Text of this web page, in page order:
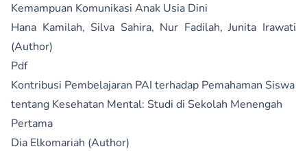
Kemampuan Komunikasi Anak Usia Dini
Hana Kamilah, Silva Sahira, Nur Fadilah, Junita Irawati
(Author)
Pdf
Kontribusi Pembelajaran PAI terhadap Pemahaman Siswa
tentang Kesehatan Mental: Studi di Sekolah Menengah
Pertama
Dia Elkomariah (Author)